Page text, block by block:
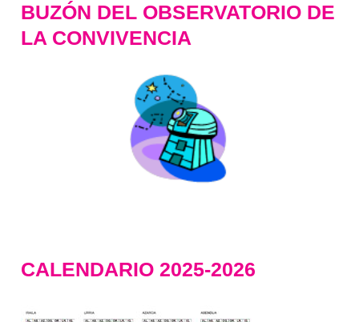
BUZÓN DEL OBSERVATORIO DE
LA CONVIVENCIA
CALENDARIO 2025-2026